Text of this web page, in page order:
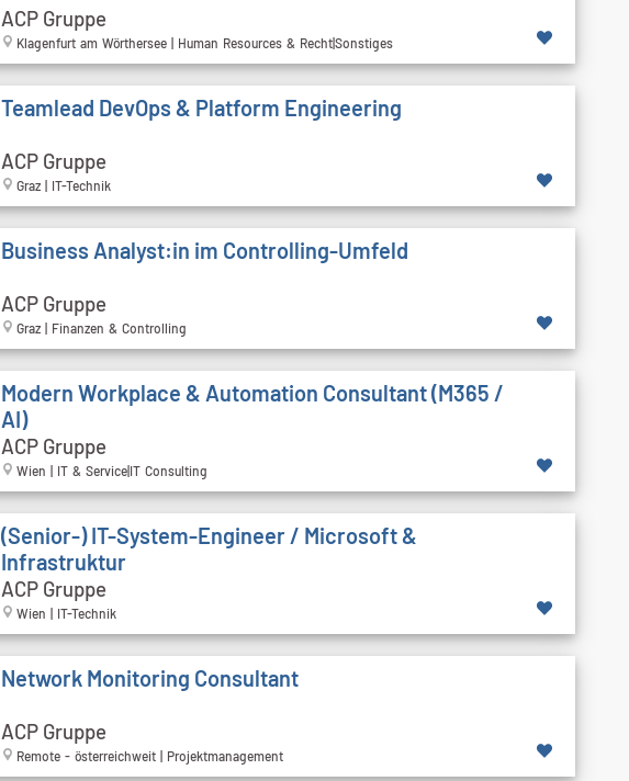
ACP Gruppe
Klagenfurt am Wörthersee | Human Resources & Recht|Sonstiges
Teamlead DevOps & Platform Engineering
ACP Gruppe
Graz | IT-Technik
Business Analyst:in im Controlling-Umfeld
ACP Gruppe
Graz | Finanzen & Controlling
Modern Workplace & Automation Consultant (M365 /
AI)
ACP Gruppe
Wien | IT & Service|IT Consulting
(Senior-) IT-System-Engineer / Microsoft &
Infrastruktur
ACP Gruppe
Wien | IT-Technik
Network Monitoring Consultant
ACP Gruppe
Remote - österreichweit | Projektmanagement